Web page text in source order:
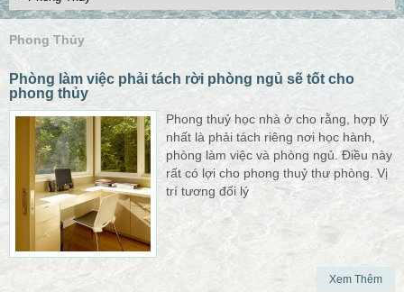
Phong Thủy
Phòng làm việc phải tách rời phòng ngủ sẽ tốt cho
phong thủy
Phong thuỷ học nhà ở cho rằng, hợp lý
nhất là phải tách riêng nơi học hành,
phòng làm việc và phòng ngủ. Điều này
rất có lợi cho phong thuỷ thư phòng. Vị
trí tương đối lý
Xem Thêm